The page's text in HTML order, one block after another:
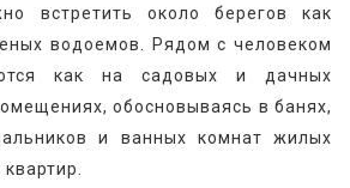
встретить около берегов как
водоемов. Рядом с человеком
как на садовых и дачных
обосновываясь в банях,
и ванных комнат жилых